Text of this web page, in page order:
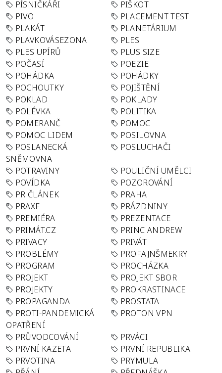
PÍSNIČKÁŘI
PIŠKOT
PIVO
PLACEMENT TEST
PLAKÁT
PLANETÁRIUM
PLAVKOVÁSEZONA
PLES
PLES UPÍRŮ
PLUS SIZE
POČASÍ
POEZIE
POHÁDKA
POHÁDKY
POCHOUTKY
POJIŠTĚNÍ
POKLAD
POKLADY
POLÉVKA
POLITIKA
POMERANČ
POMOC
POMOC LIDEM
POSILOVNA
POSLANECKÁ
SNĚMOVNA
POSLUCHAČI
POTRAVINY
POULIČNÍ UMĚLCI
POVÍDKA
POZOROVÁNÍ
PR ČLÁNEK
PRAHA
PRAXE
PRÁZDNINY
PREMIÉRA
PREZENTACE
PRIMÁT.CZ
PRINC ANDREW
PRIVACY
PRIVÁT
PROBLÉMY
PROFAJNŠMEKRY
PROGRAM
PROCHÁZKA
PROJEKT
PROJEKT SBOR
PROJEKTY
PROKRASTINACE
PROPAGANDA
PROSTATA
PROTI-PANDEMICKÁ
OPATŘENÍ
PROTON VPN
PRŮVODCOVÁNÍ
PRVÁCI
PRVNÍ KAZETA
PRVNÍ REPUBLIKA
PRVOTINA
PRYMULA